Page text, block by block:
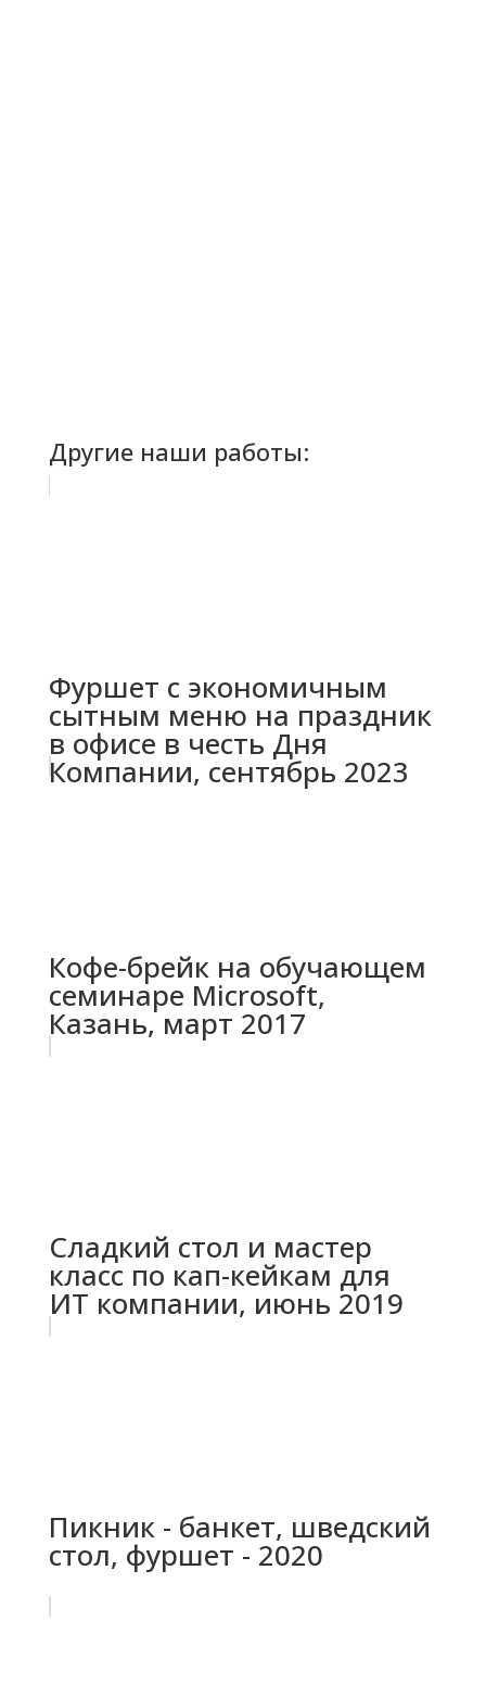
Другие наши работы:
Фуршет с экономичным
сытным меню на праздник
в офисе в честь Дня
Компании, сентябрь 2023
Кофе-брейк на обучающем
семинаре Microsoft,
Казань, март 2017
Сладкий стол и мастер
класс по кап-кейкам для
ИТ компании, июнь 2019
Пикник - банкет, шведский
стол, фуршет - 2020